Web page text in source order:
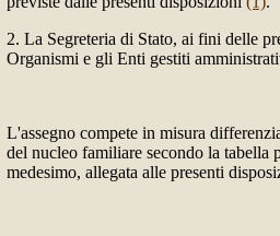
2. La Segreteria di Stato, ai fini delle
Organismi e gli Enti gestiti
L'assegno compete in misura
del nucleo familiare secondo la tabella
medesimo, allegata alle presenti